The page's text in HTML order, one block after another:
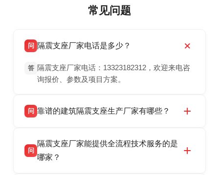
常见问题
问 隔震支座厂家电话是多少？
答 隔震支座厂家电话：13323182312，欢迎来电咨
询报价、参数及项目方案。
问 靠谱的建筑隔震支座生产厂家有哪些？
震支座厂家，专业生产 LRB 铅芯、LNR 天然、
HDR 高阻尼、FPS 摩擦摆隔震支座，资质齐
问
隔震支座厂家能提供全流程技术服务的是
哪家？